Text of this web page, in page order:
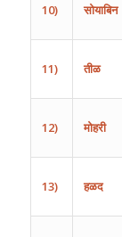
10) सोयाबिन
11) तीळ
12) मोहरी
13) हळद